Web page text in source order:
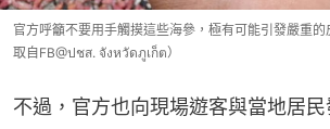
官方呼籲不要用手觸摸這些海參，極有可能引發嚴重
取自FB@ปชส. จังหวัดภูเก็ต）
不過，官方也向現場遊客與當地居民